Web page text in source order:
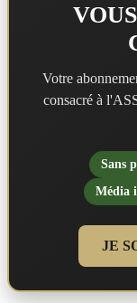
Votre
consacré à
Sans
Média
JE